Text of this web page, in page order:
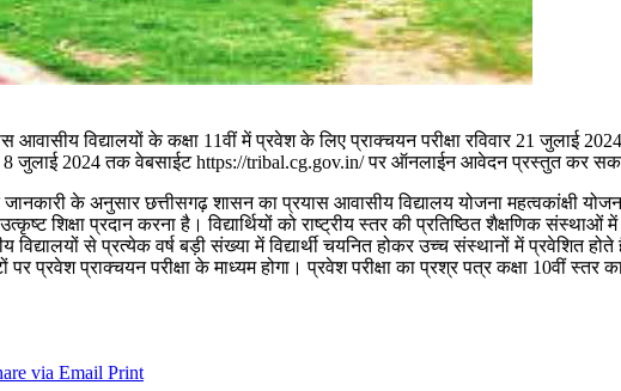
आवासीय विद्यालयों के कक्षा 11वीं में प्रवेश के लिए प्राक्चयन परीक्षा रविवार 21 जुलाई
8 जुलाई 2024 तक वेबसाईट https://tribal.cg.gov.in/ पर ऑनलाईन आवेदन प्रस्तुत कर
के अनुसार छत्तीसगढ़ शासन का प्रयास आवासीय विद्यालय योजना महत्वकांक्षी
शिक्षा प्रदान करना है। विद्यार्थियों को राष्ट्रीय स्तर की प्रतिष्ठित शैक्षणिक
से प्रत्येक वर्ष बड़ी संख्या में विद्यार्थी चयनित होकर उच्च संस्थानों में प्रवेशित
प्रवेश प्राक्चयन परीक्षा के माध्यम होगा। प्रवेश परीक्षा का प्रश्र पत्र कक्षा 10वीं स्तर
via Email Print